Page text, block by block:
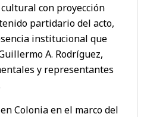
con proyección
partidario del acto,
institucional que
A. Rodríguez,
y representantes
Colonia en el marco del